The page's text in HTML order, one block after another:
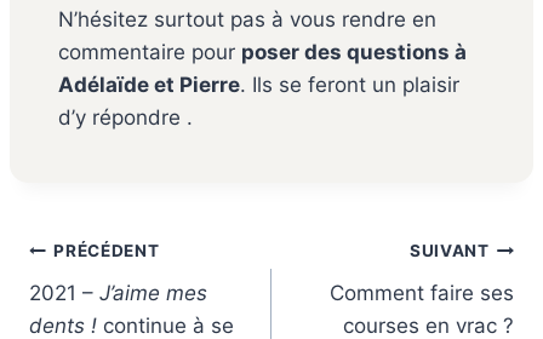
N’hésitez surtout pas à vous rendre en
commentaire pour poser des questions à
Adélaïde et Pierre. Ils se feront un plaisir
d’y répondre .
Navigation
de
l’article
PRÉCÉDENT
2021 – J’aime mes
dents ! continue à se
SUIVANT
Comment faire ses
courses en vrac ?